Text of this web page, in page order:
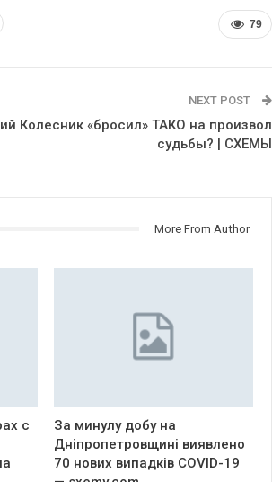
79
NEXT POST
Колесник «бросил» ТАКО на произвол
судьбы? | СХЕМЫ
More From Author
с
За минулу добу на
Дніпропетровщині виявлено
70 нових випадків COVID-19